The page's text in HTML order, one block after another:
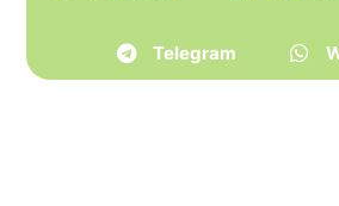
Telegram